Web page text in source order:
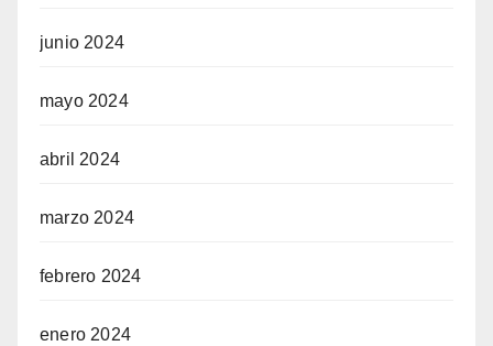
junio 2024
mayo 2024
abril 2024
marzo 2024
febrero 2024
enero 2024